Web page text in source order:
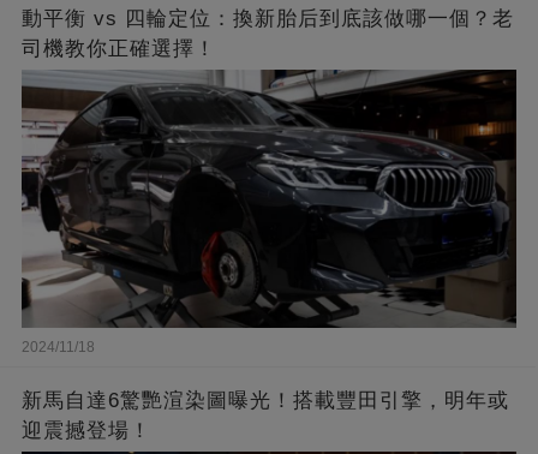
動平衡 vs 四輪定位：換新胎后到底該做哪一個？老
司機教你正確選擇！
2024/11/18
新馬自達6驚艷渲染圖曝光！搭載豐田引擎，明年或
迎震撼登場！